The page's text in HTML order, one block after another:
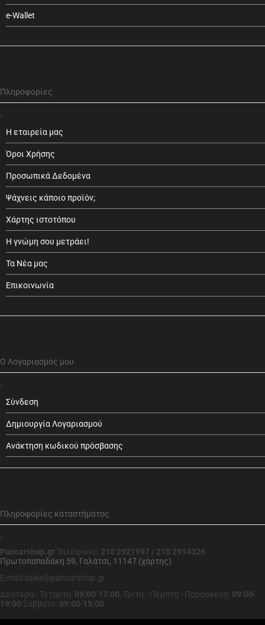
e-Wallet
Πληροφορίες
Η εταιρεία μας
Όροι Χρήσης
Προσωπικά Δεδομένα
Ψάχνεις κάποιο προϊόν;
Χάρτης ιστοτόπου
Η γνώμη σου μετράει!
Τα Νέα μας
Επικοινωνία
Ο Λογαριασμός μου
Σύνδεση
Δημιουργία Λογαριασμού
Ανάκτηση κωδικού πρόσβασης
Πληροφορίες καταστήματος
Pancarshop.gr Τηλέφωνο: 210 2921997 / 210 2914326
Πρωτοπαπαδάκη 59, Γαλάτσι, 11147 (χάρτης)
E-mail:sales@pancarshop.gr
Δευτέρα - Τετάρτη: 09:00-17:00, Τρίτη - Πέμπτη - Παρασκευή: 09:00-
19:00 Σάββατο: 09:00-15:00